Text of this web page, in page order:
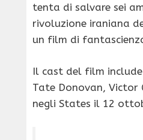
tenta di salvare sei
rivoluzione iraniana
un film di
Il cast del film include
Tate Donovan, Victor
negli States il 12